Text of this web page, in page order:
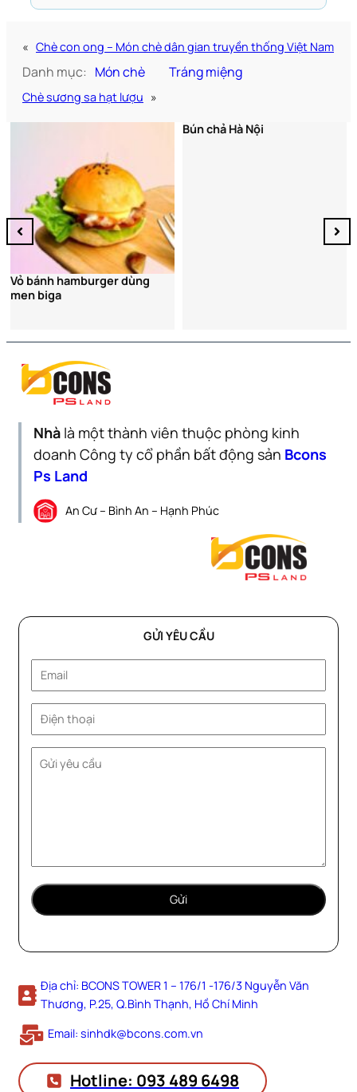
« Chè con ong – Món chè dân gian truyền thống Việt Nam
Danh mục: Món chè Tráng miệng
Chè sương sa hạt lượu »
Vỏ bánh hamburger dùng
men biga
Bún chả Hà Nội
Nhà là một thành viên thuộc phòng kinh
doanh Công ty cổ phần bất động sản Bcons
Ps Land
An Cư – Bình An – Hạnh Phúc
GỬI YÊU CẦU
Địa chỉ: BCONS TOWER 1 – 176/1 -176/3 Nguyễn Văn
Thương, P.25, Q.Bình Thạnh, Hồ Chí Minh
Email: sinhdk@bcons.com.vn
Hotline: 093 489 6498